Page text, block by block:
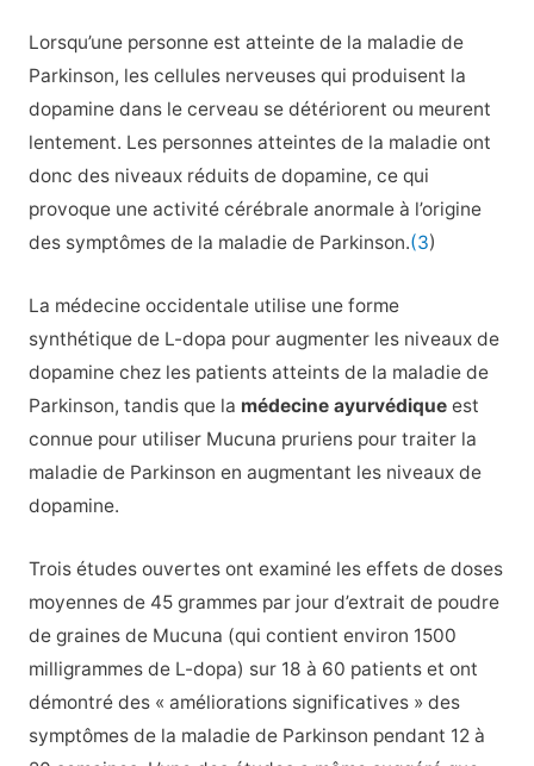
Lorsqu’une personne est atteinte de la maladie de
Parkinson, les cellules nerveuses qui produisent la
dopamine dans le cerveau se détériorent ou meurent
lentement. Les personnes atteintes de la maladie ont
donc des niveaux réduits de dopamine, ce qui
provoque une activité cérébrale anormale à l’origine
des symptômes de la maladie de Parkinson.(3)
La médecine occidentale utilise une forme
synthétique de L-dopa pour augmenter les niveaux de
dopamine chez les patients atteints de la maladie de
Parkinson, tandis que la médecine ayurvédiqueest
connue pour utiliser Mucuna pruriens pour traiter la
maladie de Parkinson en augmentant les niveaux de
dopamine.
Trois études ouvertes ont examiné les effets de doses
moyennes de 45 grammes par jour d’extrait de poudre
de graines de Mucuna (qui contient environ 1500
milligrammes de L-dopa) sur 18 à 60 patients et ont
démontré des « améliorations significatives » des
symptômes de la maladie de Parkinson pendant 12 à